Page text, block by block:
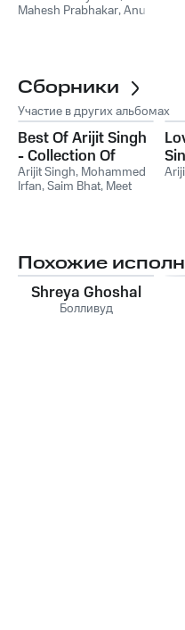
Mahesh Prabhakar,Anu
Сборники
Участие в других альбомах
Best Of Arijit Singh
- Collection Of
Romantic Songs
Arijit Singh, Mohammed
Irfan,Saim Bhat, Meet
Похожие
Shreya Ghoshal
Болливуд